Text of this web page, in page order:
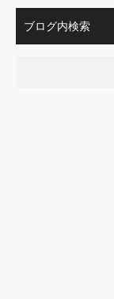
ブログ内検索